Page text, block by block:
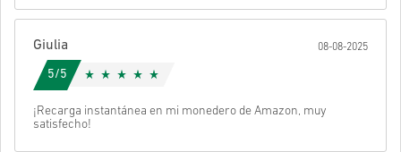
Giulia 08-08-2025
5/5
¡Recarga instantánea en mi monedero de Amazon, muy
satisfecho!